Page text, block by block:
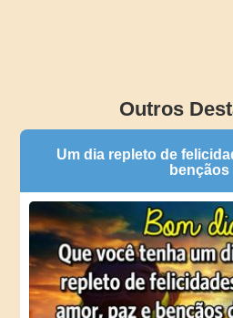
Outros
Um dia repleto de
bençãos